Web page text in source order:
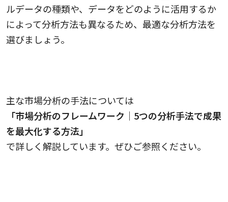
ルデータの種類や、データをどのように活用するか
によって分析方法も異なるため、最適な分析方法を
選びましょう。
主な市場分析の手法については
「市場分析のフレームワーク｜5つの分析手法で成果
を最大化する方法」
で詳しく解説しています。ぜひご参照ください。